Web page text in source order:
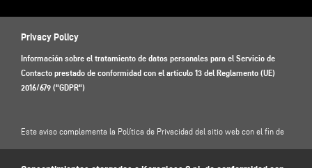
Privacy Policy
Información sobre el tratamiento de datos personales para el Servicio de
Contacto prestado de conformidad con el artículo 13 del Reglamento (UE)
2016/679 ("GDPR")
Este aviso complementa la Política de Privacidad del sitio web con el fin de